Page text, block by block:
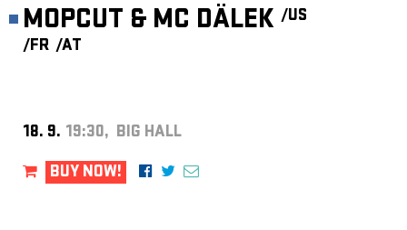
MOPCUT & MC DÄLEK /US
/FR /AT
18. 9. 19:30, BIG HALL
BUY NOW!